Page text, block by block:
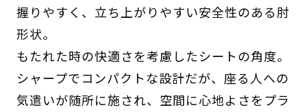
握りやすく、立ち上がりやすい安全性のある肘
形状。
もたれた時の快適さを考慮したシートの角度。
シャープでコンパクトな設計だが、座る人への
気遣いが随所に施され、空間に心地よさをプラ